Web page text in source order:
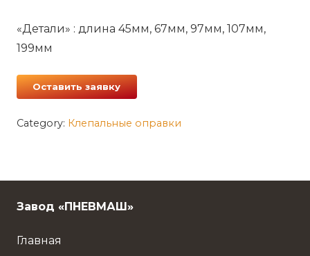
«Детали» : длина 45мм, 67мм, 97мм, 107мм,
199мм
Оставить заявку
Category: Клепальные оправки
Завод «ПНЕВМАШ»
Главная